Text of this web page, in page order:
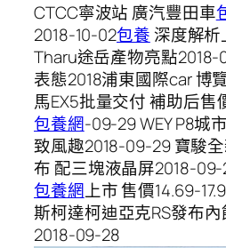
CTCC寧波站 廣汽豐田車
2018-10-02包養深度解析
Tharu途岳產物亮點2018-
表態2018浦東國際car 博
馬EX5批量交付 補助后售
包養網-09-29 WEY P8城
致風趣2018-09-29 寶駿
布 配三塊液晶屏2018-
包養網上市 售價14.69-
斯柯達柯迪亞克RS發布
2018-09-28